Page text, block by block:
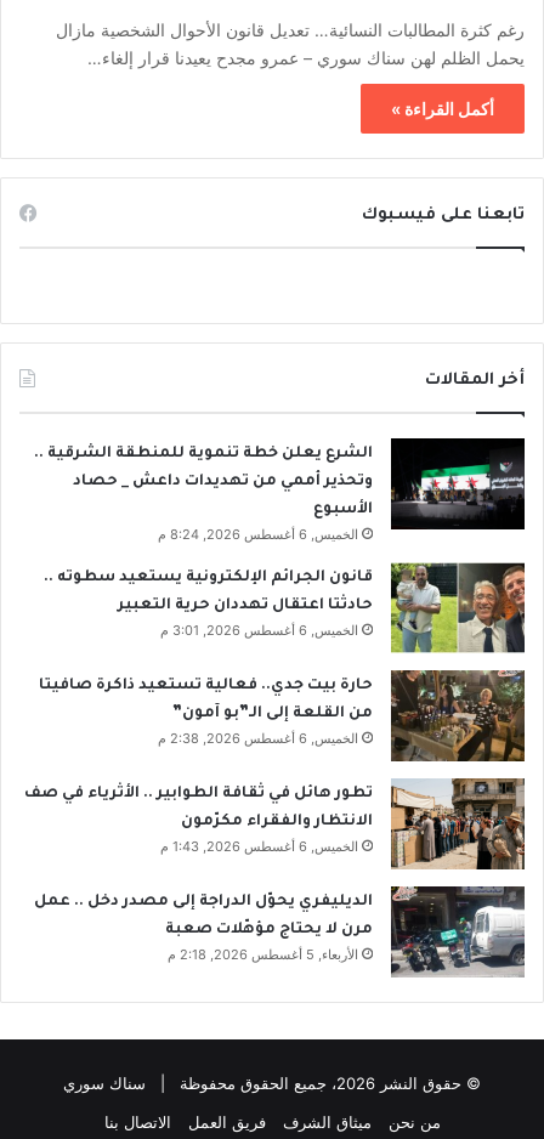
رغم كثرة المطالبات النسائية… تعديل قانون الأحوال الشخصية مازال
يحمل الظلم لهن سناك سوري – عمرو مجدح يعيدنا قرار إلغاء…
أكمل القراءة »
تابعنا على فيسبوك
أخر المقالات
الشرع يعلن خطة تنموية للمنطقة الشرقية ..
وتحذير أممي من تهديدات داعش _ حصاد
الأسبوع
الخميس, 6 أغسطس 2026, 8:24 م
قانون الجرائم الإلكترونية يستعيد سطوته ..
حادثتا اعتقال تهددان حرية التعبير
الخميس, 6 أغسطس 2026, 3:01 م
حارة بيت جدي.. فعالية تستعيد ذاكرة صافيتا
من القلعة إلى الـ”بو آمون”
الخميس, 6 أغسطس 2026, 2:38 م
تطور هائل في ثقافة الطوابير .. الأثرياء في صف
الانتظار والفقراء مكرّمون
الخميس, 6 أغسطس 2026, 1:43 م
الديليفري يحوّل الدراجة إلى مصدر دخل .. عمل
مرن لا يحتاج مؤهّلات صعبة
الأربعاء, 5 أغسطس 2026, 2:18 م
© حقوق النشر 2026، جميع الحقوق محفوظة | سناك سوري
من نحن
ميثاق الشرف فريق العمل الاتصال بنا